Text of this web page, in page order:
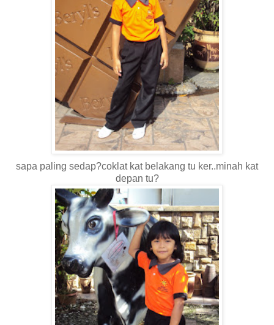
sapa paling sedap?coklat kat belakang tu ker..minah kat
depan tu?